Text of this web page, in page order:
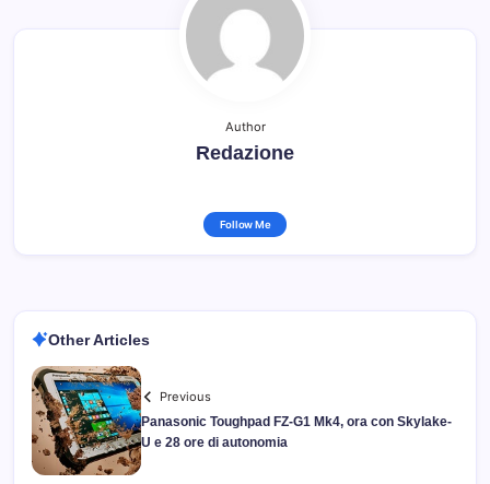
Author
Redazione
Follow Me
Other Articles
Previous
Panasonic Toughpad FZ-G1 Mk4, ora con Skylake-
U e 28 ore di autonomia